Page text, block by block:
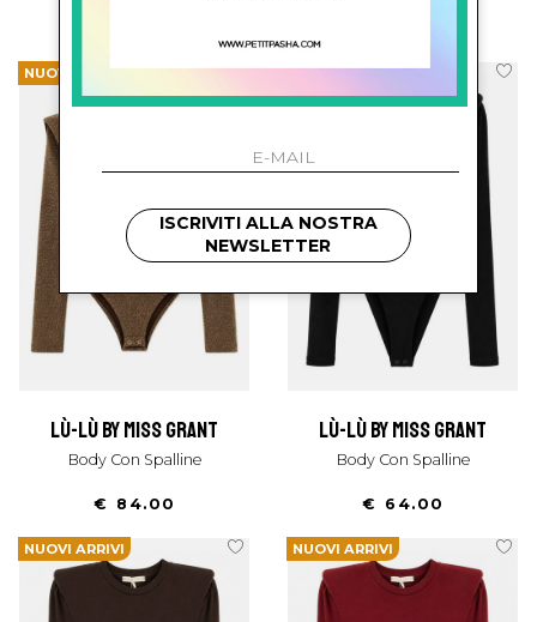
NUOVI ARRIVI
lù-lù by miss grant
Body Con Spalline
€ 84.00
NUOVI ARRIVI
lù-lù by miss grant
Body Con Spalline
€ 64.00
NUOVI ARRIVI NUOVI ARRIVI
ISCRIVITI ALLA NOSTRA
NEWSLETTER